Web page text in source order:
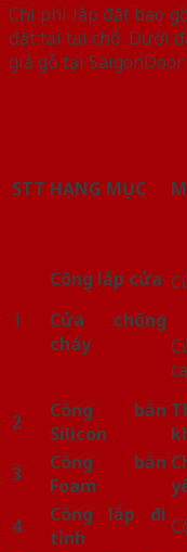
Chi phí lắp đặt bao
đặt tại tại chỗ. Dưới
giả gỗ tại SaigonDoor:
STT HẠNG MỤC
1
Công lắp cửa
Cửa chống
cháy
2
Công bắn
Silicon
3
Công bắn
Foam
4
Công lắp đi
tỉnh